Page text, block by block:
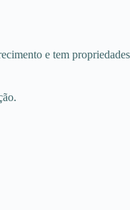
e tem propriedades